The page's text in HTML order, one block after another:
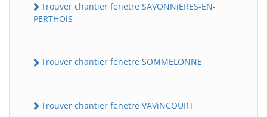
Trouver chantier fenetre SAVONNiERES-EN-
PERTHOiS
Trouver chantier fenetre SOMMELONNE
Trouver chantier fenetre VAViNCOURT